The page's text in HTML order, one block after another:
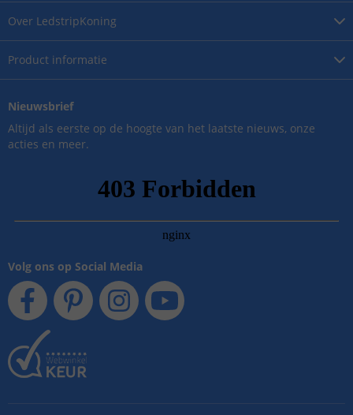
Over LedstripKoning
Product informatie
Nieuwsbrief
Altijd als eerste op de hoogte van het laatste nieuws, onze
acties en meer.
Volg ons op Social Media